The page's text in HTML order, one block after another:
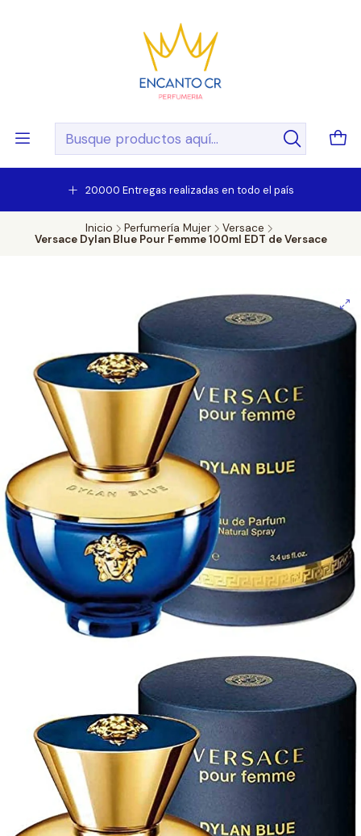
20.000 Entregas realizadas en todo el país
Inicio Perfumería Mujer
Versace
Versace Dylan Blue Pour Femme 100ml EDT de Versace